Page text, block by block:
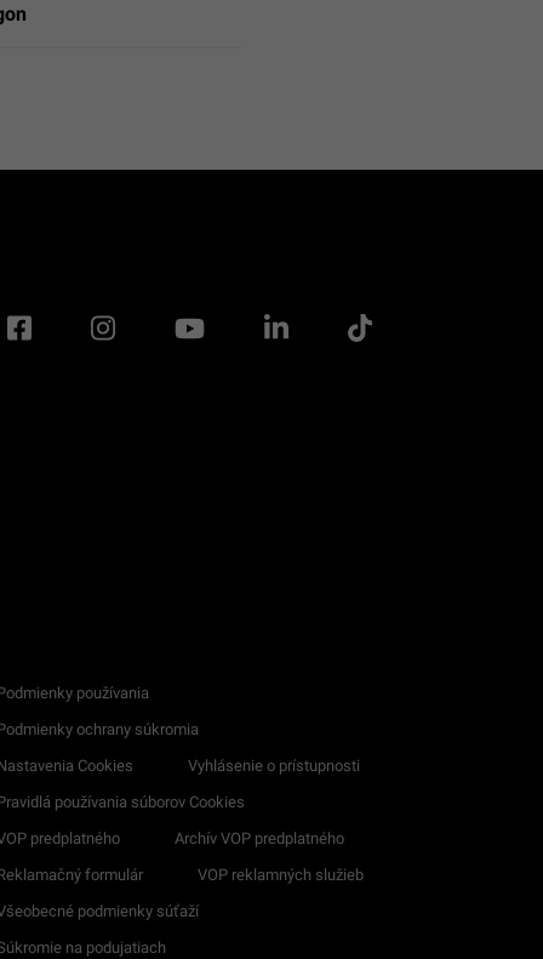
používania
ochrany súkromia
Cookies
Vyhlásenie o prístupnosti
používania súborov Cookies
predplatného
Archív VOP predplatného
formulár
VOP reklamných služieb
podmienky súťaží
na podujatiach